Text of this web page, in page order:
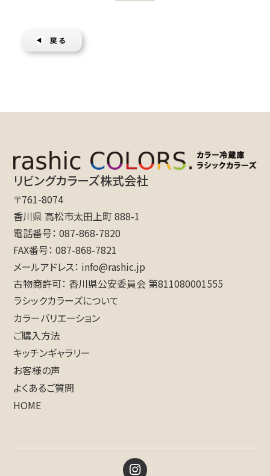
リビングカラーズ株式会社
〒761-8074
香川県 高松市太田上町 888-1
電話番号 087-868-7820
FAX番号 087-868-7821
メールアドレス info@rashic.jp
古物商許可 香川県公安委員会 第811080001555
ラシックカラーズについて
カラーバリエーション
ご購入方法
キッチンギャラリー
お客様の声
よくあるご質問
HOME